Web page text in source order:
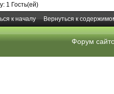
1 Гость(ей)
к началу Вернуться к
Форум